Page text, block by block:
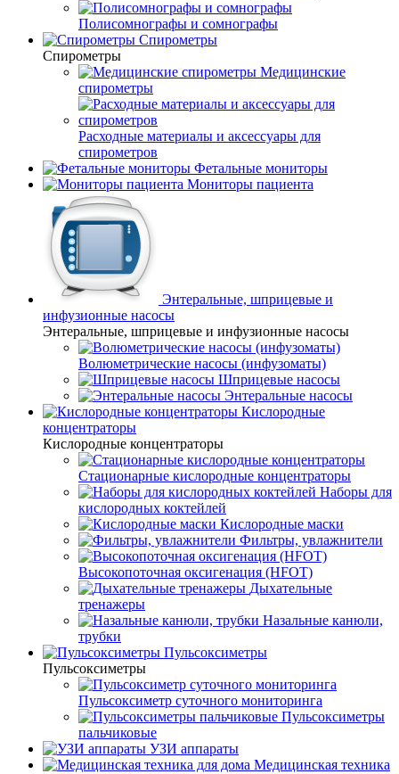
Полисомнографы и сомнографы
Спирометры
Спирометры
Медицинские
спирометры
Расходные материалы и аксессуары для
спирометров
Фетальные мониторы
Мониторы пациента
Энтеральные, шприцевые и
инфузионные насосы
Энтеральные, шприцевые и инфузионные насосы
Волюметрические насосы (инфузоматы)
Шприцевые насосы
Энтеральные насосы
Кислородные
концентраторы
Кислородные концентраторы
Стационарные кислородные концентраторы
Наборы для
кислородных коктейлей
Кислородные маски
Фильтры, увлажнители
Высокопоточная оксигенация (HFOT)
Дыхательные
тренажеры
Назальные канюли,
трубки
Пульсоксиметры
Пульсоксиметры
Пульсоксиметр суточного мониторинга
Пульсоксиметры
пальчиковые
УЗИ аппараты
Медицинская техника